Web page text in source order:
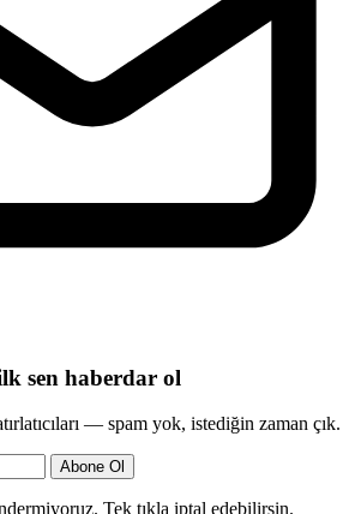
sen haberdar ol
— spam yok, istediğin zaman çık.
Abone Ol
Tek tıkla iptal edebilirsin.